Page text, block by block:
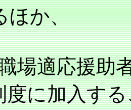
ほか、
場適応援助
度に加入す